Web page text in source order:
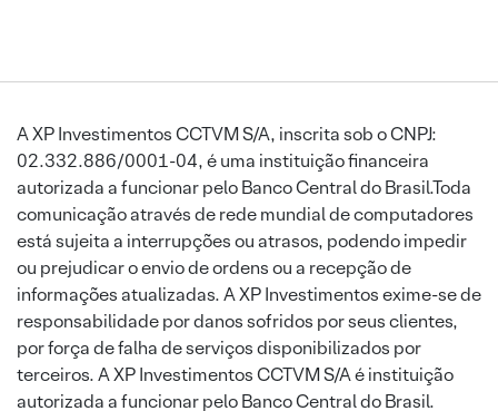
A XP Investimentos CCTVM S/A, inscrita sob o CNPJ:
02.332.886/0001-04, é uma instituição financeira
autorizada a funcionar pelo Banco Central do Brasil.Toda
comunicação através de rede mundial de computadores
está sujeita a interrupções ou atrasos, podendo impedir
ou prejudicar o envio de ordens ou a recepção de
informações atualizadas. A XP Investimentos exime-se de
responsabilidade por danos sofridos por seus clientes,
por força de falha de serviços disponibilizados por
terceiros. A XP Investimentos CCTVM S/A é instituição
autorizada a funcionar pelo Banco Central do Brasil.